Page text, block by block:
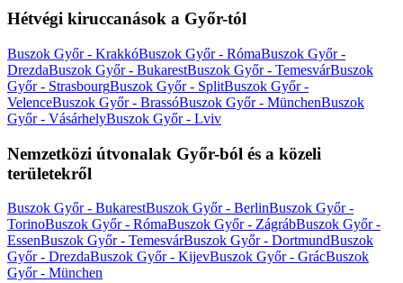
Hétvégi kiruccanások a Győr-tól
Buszok Győr - KrakkóBuszok Győr - RómaBuszok Győr -
DrezdaBuszok Győr - BukarestBuszok Győr - TemesvárBuszok
Győr - StrasbourgBuszok Győr - SplitBuszok Győr -
VelenceBuszok Győr - BrassóBuszok Győr - MünchenBuszok
Győr - VásárhelyBuszok Győr - Lviv
Nemzetközi útvonalak Győr-ból és a közeli
területekről
Buszok Győr - BukarestBuszok Győr - BerlinBuszok Győr -
TorinoBuszok Győr - RómaBuszok Győr - ZágrábBuszok Győr -
EssenBuszok Győr - TemesvárBuszok Győr - DortmundBuszok
Győr - DrezdaBuszok Győr - KijevBuszok Győr - GrácBuszok
Győr - München